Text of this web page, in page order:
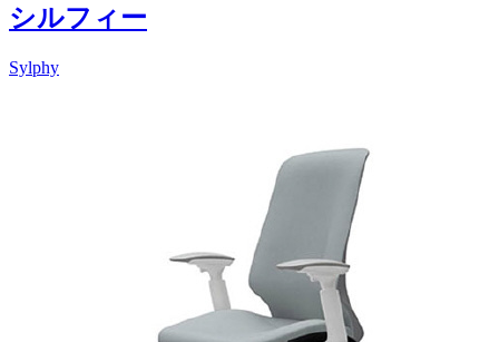
シルフィー
Sylphy